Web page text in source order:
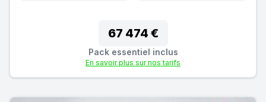
67 474 €
Pack essentiel inclus
En savoir plus sur nos tarifs